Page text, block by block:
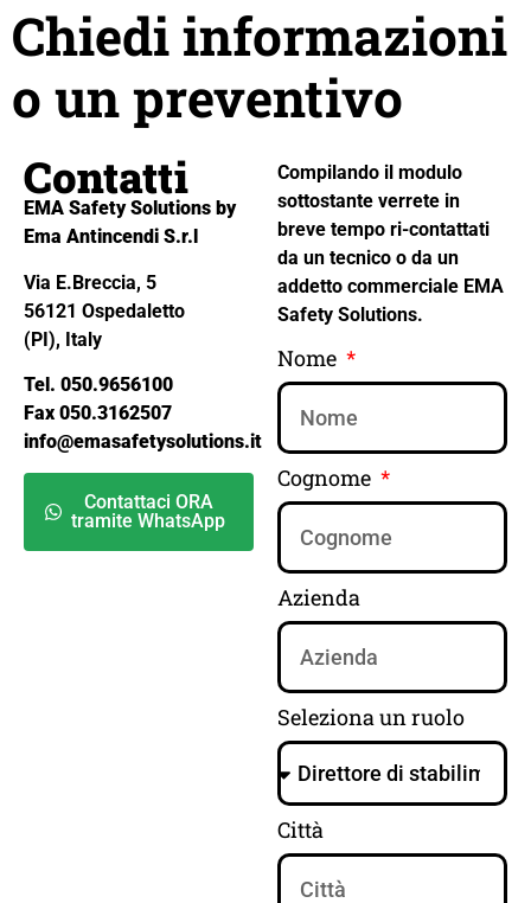
Chiedi informazioni
o un preventivo
Contatti
EMA Safety Solutions by
Ema Antincendi S.r.l
Via E.Breccia, 5
56121 Ospedaletto
(PI), Italy
Tel. 050.9656100
Fax 050.3162507
info@emasafetysolutions.it
Contattaci ORA
tramite WhatsApp
Compilando il modulo
sottostante verrete in
breve tempo ri-contattati
da un tecnico o da un
addetto commerciale EMA
Safety Solutions.
Nome
Cognome
Azienda
Seleziona un ruolo
Città